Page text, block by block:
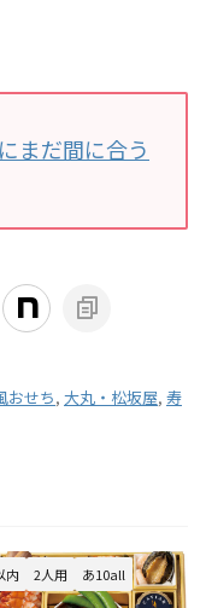
まだ間に合う
おせち, 大丸・松坂屋, 寿
内 2人用 あ10all